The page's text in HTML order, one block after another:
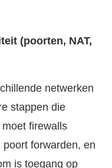
(poorten, NAT,
netwerken
stappen die
firewalls
forwarden, en
is toegang op